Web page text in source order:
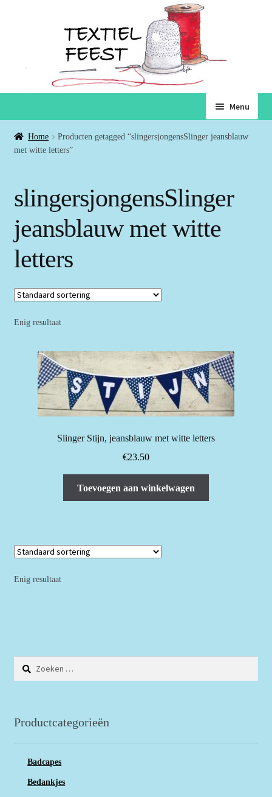
naar
navigatie
de
inhoud
Menu
Home
Winkelmand
Voorwaarden
Over ons
Home
Producten getagged “slingersjongensSlinger jeansblauw
met witte letters”
slingersjongensSlinger
jeansblauw met witte
letters
Enig resultaat
Slinger Stijn, jeansblauw met witte letters
€23.50
Toevoegen aan winkelwagen
Enig resultaat
Zoeken
naar:
Productcategorieën
Badcapes
Bedankjes